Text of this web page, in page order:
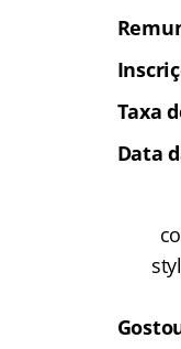
Taxa
Data